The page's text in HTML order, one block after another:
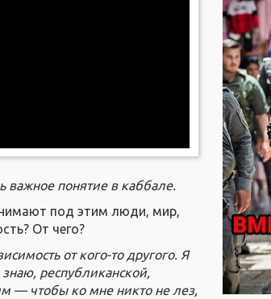
важное понятие в каббале.
под этим люди, мир,
От чего?
от кого-то другого. Я
республиканской,
— чтобы ко мне никто не лез,